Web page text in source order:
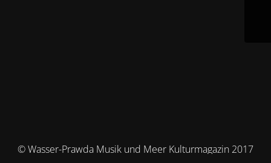
© Wasser-Prawda Musik und Meer Kulturmagazin 2017